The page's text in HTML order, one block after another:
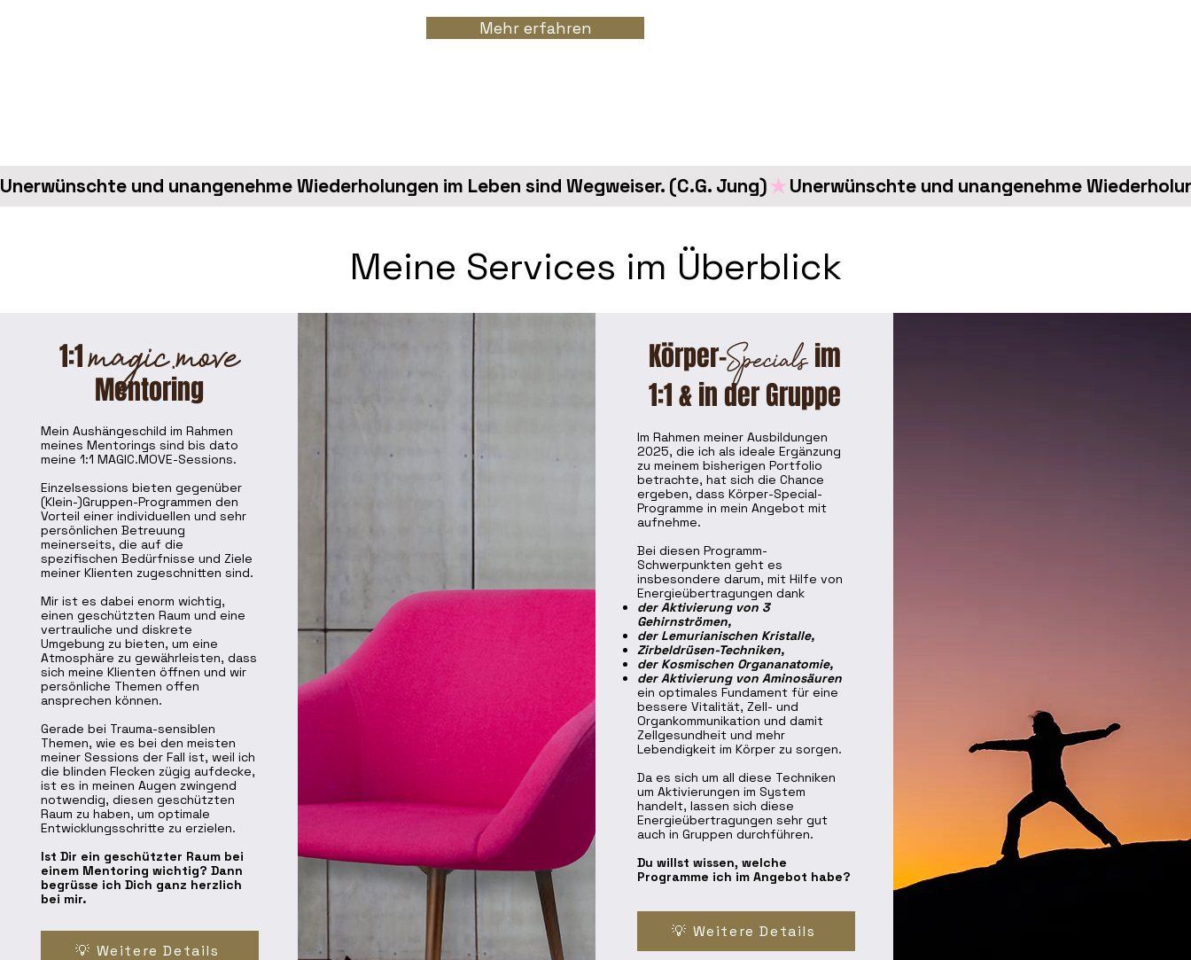
Mehr erfahren
Unerwünschte und unangenehme Wiederholungen im Leben sind Wegweiser. (C.G. Jung)
Meine Services im Überblick
1:1magic.move
Mentoring
Mein Aushängeschild im Rahmen
meines Mentorings sind bis dato
meine 1:1 MAGIC.MOVE-Sessions.
Einzelsessions bieten gegenüber
(Klein-)Gruppen-Programmen den
Vorteil einer individuellen und sehr
persönlichen Betreuung
meinerseits, die auf die
spezifischen Bedürfnisse und Ziele
meiner Klienten zugeschnitten sind.
Mir ist es dabei enorm wichtig,
einen geschützten Raum und eine
vertrauliche und diskrete
Umgebung zu bieten, um eine
Atmosphäre zu gewährleisten, dass
sich meine Klienten öffnen und wir
persönliche Themen offen
ansprechen können.
Gerade bei Trauma-sensiblen
Themen, wie es bei den meisten
meiner Sessions der Fall ist, weil ich
die blinden Flecken zügig aufdecke,
ist es in meinen Augen zwingend
notwendig, diesen geschützten
Raum zu haben, um optimale
Entwicklungsschritte zu erzielen.
Ist Dir ein geschützter Raum bei
einem Mentoring wichtig? Dann
begrüsse ich Dich ganz herzlich
bei mir.
💡 Weitere Details
Körper-Specialsim
1:1 & in der Gruppe
Im Rahmen meiner Ausbildungen
2025, die ich als ideale Ergänzung
zu meinem bisherigen Portfolio
betrachte, hat sich die Chance
ergeben, dass Körper-Special-
Programme in mein Angebot mit
aufnehme.
Bei diesen Programm-
Schwerpunkten geht es
insbesondere darum, mit Hilfe von
Energieübertragungen dank
der Aktivierung von 3
Gehirnströmen,
der Lemurianischen Kristalle,
Zirbeldrüsen-Techniken,
der Kosmischen Organanatomie,
der Aktivierung von Aminosäuren
ein optimales Fundament für eine
bessere Vitalität, Zell- und
Organkommunikation und damit
Zellgesundheit und mehr
Lebendigkeit im Körper zu sorgen.
Da es sich um all diese Techniken
um Aktivierungen im System
handelt, lassen sich diese
Energieübertragungen sehr gut
auch in Gruppen durchführen.
Du willst wissen, welche
Programme ich im Angebot habe?
💡 Weitere Details